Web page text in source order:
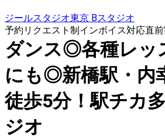
ジールスタジオ東京 Bスタジオ
予約リクエスト制インボイス対応直
ダンス◎各種レ
にも◎新橋駅・内
徒歩5分！駅チカ
ジオ